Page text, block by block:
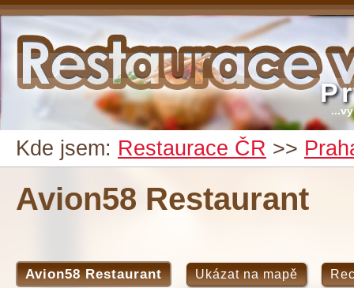
Kde jsem: Restaurace ČR >>
Avion58 Restaurant
Avion58 Restaurant Ukázat na mapě